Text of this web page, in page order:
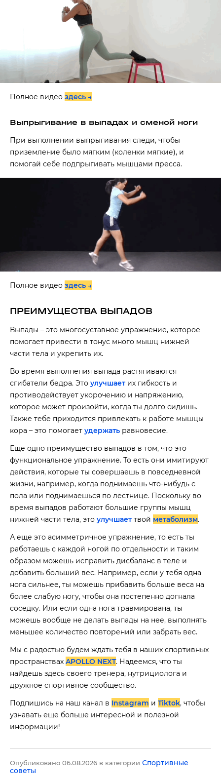
Полное видео здесь →
Выпрыгивание в выпадах и сменой ноги
При выполнении выпрыгивания следи, чтобы
приземление было мягким (коленки мягкие), и
помогай себе подпрыгивать мышцами пресса.
Полное видео здесь →
ПРЕИМУЩЕСТВА ВЫПАДОВ
Выпады – это многосуставное упражнение, которое
помогает привести в тонус много мышц нижней
части тела и укрепить их.
Во время выполнения выпада растягиваются
сгибатели бедра. Это улучшаетих гибкость и
противодействует укорочению и напряжению,
которое может произойти, когда ты долго сидишь.
Также тебе приходится привлекать к работе мышцы
кора – это помогает удержать равновесие.
Еще одно преимущество выпадов в том, что это
функциональное упражнение. То есть они имитируют
действия, которые ты совершаешь в повседневной
жизни, например, когда поднимаешь что-нибудь с
пола или поднимаешься по лестнице. Поскольку во
время выпадов работают большие группы мышц
нижней части тела, это улучшаеттвой метаболизм.
А еще это асимметричное упражнение, то есть ты
работаешь с каждой ногой по отдельности и таким
образом можешь исправить дисбаланс в теле и
добавить больший вес. Например, если у тебя одна
нога сильнее, ты можешь прибавить больше веса на
более слабую ногу, чтобы она постепенно догнала
соседку. Или если одна нога травмирована, ты
можешь вообще не делать выпады на нее, выполнять
меньшее количество повторений или забрать вес.
Мы с радостью будем ждать тебя в наших спортивных
пространствах APOLLO NEXT. Надеемся, что ты
найдешь здесь своего тренера, нутрициолога и
дружное спортивное сообщество.
Подпишись на наш канал в Instagram и Tiktok, чтобы
узнавать еще больше интересной и полезной
информации!
Опубликовано 06.08.2026 в категории Спортивные
советы